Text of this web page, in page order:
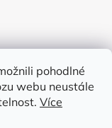
pohodlné
webu neustále
Více